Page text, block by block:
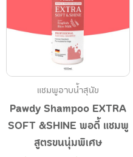
แชมพูอาบน้ำสุนัข
Pawdy Shampoo EXTRA
SOFT &SHINE พอดี้ แชมพู
สูตรขนนุ่มพิเศษ